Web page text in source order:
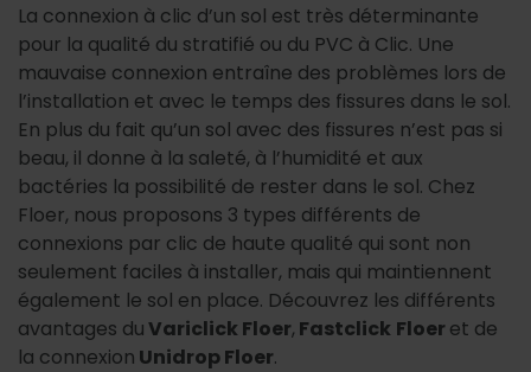
La connexion à clic d’un sol est très déterminante
pour la qualité du stratifié ou du PVC à Clic. Une
mauvaise connexion entraîne des problèmes lors de
l’installation et avec le temps des fissures dans le sol.
En plus du fait qu’un sol avec des fissures n’est pas si
beau, il donne à la saleté, à l’humidité et aux
bactéries la possibilité de rester dans le sol. Chez
Floer, nous proposons 3 types différents de
connexions par clic de haute qualité qui sont non
seulement faciles à installer, mais qui maintiennent
également le sol en place. Découvrez les différents
avantages duVariclick Floer, Fastclick Floer et de
la connexion Unidrop Floer.